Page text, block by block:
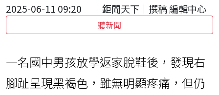
2025-06-11 09:20 鉅聞天下｜撰稿 編輯中心
聽新聞
一名國中男孩放學返家脫鞋後，發現右
腳趾呈現黑褐色，雖無明顯疼痛，但仍